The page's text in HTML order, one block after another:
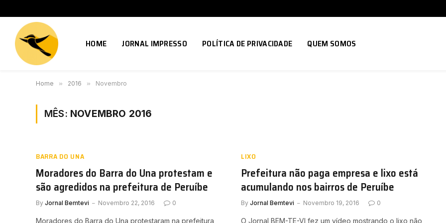
HOME JORNAL IMPRESSO POLÍTICA DE PRIVACIDADE QUEM SOMOS
Home » 2016 » Novembro
MÊS: NOVEMBRO 2016
BARRA DO UNA
Moradores do Barra do Una protestam e
são agredidos na prefeitura de Peruíbe
By Jornal Bemtevi Novembro 22, 2016 0
Moradores do Barra do Una protestaram na prefeitura
LIXO
Prefeitura não paga empresa e lixo está
acumulando nos bairros de Peruíbe
By Jornal Bemtevi Novembro 19, 2016 0
O Jornal BEM-TE-VI fez um vídeo mostrando o lixo não